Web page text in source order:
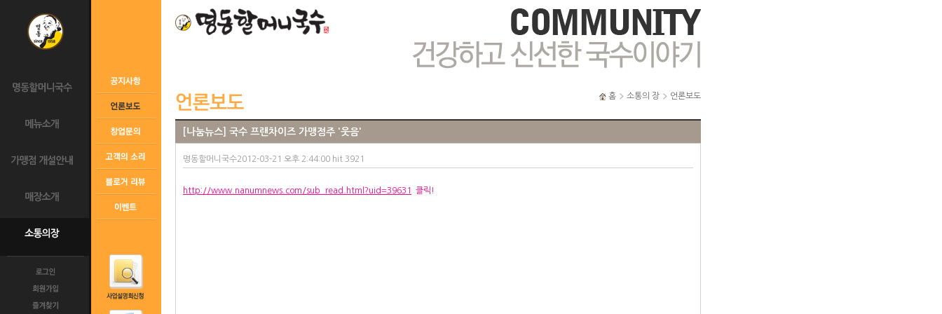
홈 소통의 장 언론보도
[나눔뉴스] 국수 프랜차이즈 가맹점주 '웃음'
명동할머니국수2012-03-21 오후 2:44:00 hit 3921
http://www.nanumnews.com /sub_read.html?uid=39631 클릭!